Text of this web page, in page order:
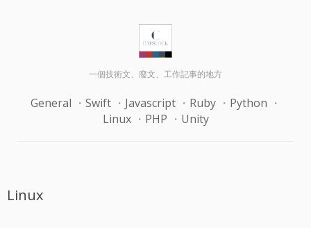
一個技術文、廢文、工作記事的地方
General Swift Javascript Ruby
Python
Linux
PHP Unity
Linux